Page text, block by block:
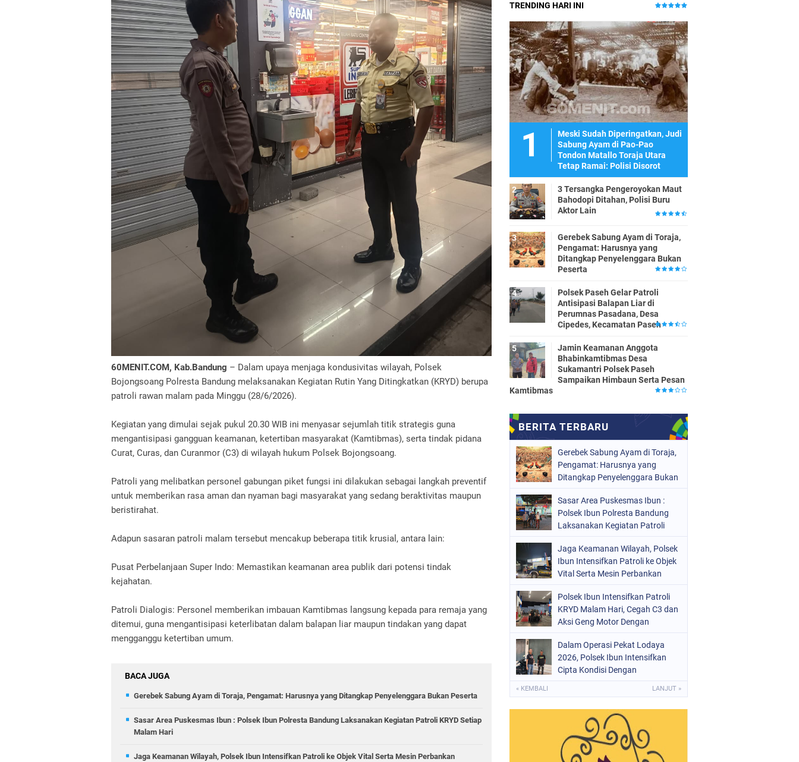
60MENIT.COM, Kab.Bandung – Dalam upaya menjaga kondusivitas wilayah, Polsek
Bojongsoang Polresta Bandung melaksanakan Kegiatan Rutin Yang Ditingkatkan (KRYD) berupa
patroli rawan malam pada Minggu (28/6/2026).
Kegiatan yang dimulai sejak pukul 20.30 WIB ini menyasar sejumlah titik strategis guna
mengantisipasi gangguan keamanan, ketertiban masyarakat (Kamtibmas), serta tindak pidana
Curat, Curas, dan Curanmor (C3) di wilayah hukum Polsek Bojongsoang.
Patroli yang melibatkan personel gabungan piket fungsi ini dilakukan sebagai langkah preventif
untuk memberikan rasa aman dan nyaman bagi masyarakat yang sedang beraktivitas maupun
beristirahat.
Adapun sasaran patroli malam tersebut mencakup beberapa titik krusial, antara lain:
Pusat Perbelanjaan Super Indo: Memastikan keamanan area publik dari potensi tindak
kejahatan.
Patroli Dialogis: Personel memberikan imbauan Kamtibmas langsung kepada para remaja yang
ditemui, guna mengantisipasi keterlibatan dalam balapan liar maupun tindakan yang dapat
mengganggu ketertiban umum.
BACA JUGA
Gerebek Sabung Ayam di Toraja, Pengamat: Harusnya yang Ditangkap Penyelenggara Bukan Peserta
Sasar Area Puskesmas Ibun : Polsek Ibun Polresta Bandung Laksanakan Kegiatan Patroli KRYD Setiap
Malam Hari
Jaga Keamanan Wilayah, Polsek Ibun Intensifkan Patroli ke Objek Vital Serta Mesin Perbankan
TRENDING HARI INI
Meski Sudah Diperingatkan, Judi
Sabung Ayam di Pao-Pao
Tondon Matallo Toraja Utara
Tetap Ramai: Polisi Disorot
3 Tersangka Pengeroyokan Maut
Bahodopi Ditahan, Polisi Buru
Aktor Lain
Gerebek Sabung Ayam di Toraja,
Pengamat: Harusnya yang
Ditangkap Penyelenggara Bukan
Peserta
Polsek Paseh Gelar Patroli
Antisipasi Balapan Liar di
Perumnas Pasadana, Desa
Cipedes, Kecamatan Paseh
Jamin Keamanan Anggota
Bhabinkamtibmas Desa
Sukamantri Polsek Paseh
Sampaikan Himbaun Serta Pesan
Kamtibmas
Gerebek Sabung Ayam di Toraja,
Pengamat: Harusnya yang
Ditangkap Penyelenggara Bukan
Sasar Area Puskesmas Ibun :
Polsek Ibun Polresta Bandung
Laksanakan Kegiatan Patroli
Jaga Keamanan Wilayah, Polsek
Ibun Intensifkan Patroli ke Objek
Vital Serta Mesin Perbankan
Polsek Ibun Intensifkan Patroli
KRYD Malam Hari, Cegah C3 dan
Aksi Geng Motor Dengan
Dalam Operasi Pekat Lodaya
2026, Polsek Ibun Intensifkan
Cipta Kondisi Dengan
« KEMBALI LANJUT »